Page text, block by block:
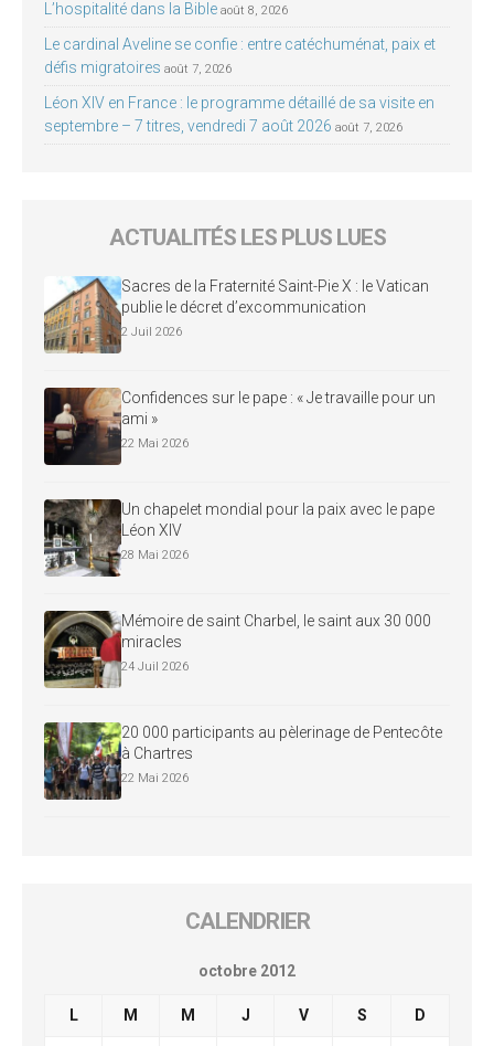
L’hospitalité dans la Bible août 8, 2026
Le cardinal Aveline se confie : entre catéchuménat, paix et
défis migratoires août 7, 2026
Léon XIV en France : le programme détaillé de sa visite en
septembre – 7 titres, vendredi 7 août 2026 août 7, 2026
ACTUALITÉS LES PLUS LUES
Sacres de la Fraternité Saint-Pie X : le Vatican
publie le décret d’excommunication
2 Juil 2026
Confidences sur le pape : « Je travaille pour un
ami »
22 Mai 2026
Un chapelet mondial pour la paix avec le pape
Léon XIV
28 Mai 2026
Mémoire de saint Charbel, le saint aux 30 000
miracles
24 Juil 2026
20 000 participants au pèlerinage de Pentecôte
à Chartres
22 Mai 2026
CALENDRIER
octobre 2012
L M M J V S D